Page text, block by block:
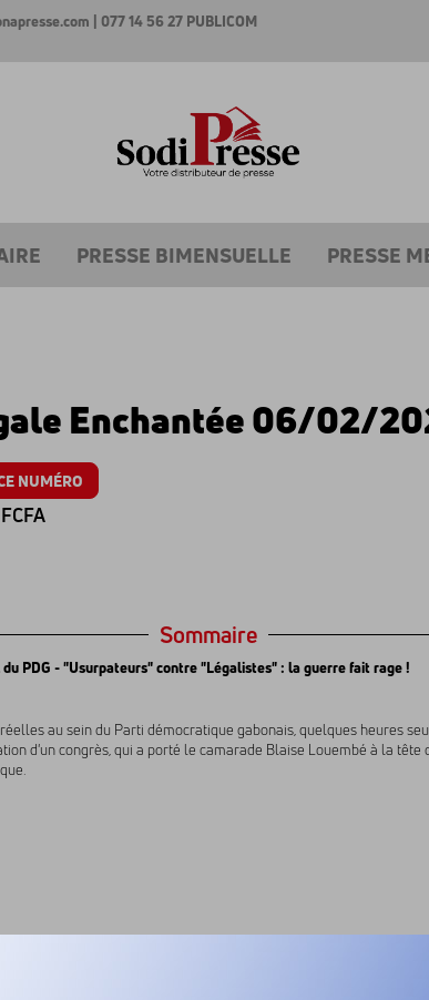
| 077 14 56 27 PUBLICOM
PRESSE BIMENSUELLE PRESSE
Enchantée 06/02/
NUMÉRO
Sommaire
PDG - "Usurpateurs" contre "Légalistes" : la guerre fait rage !
au sein du Parti démocratique gabonais, quelques heures
d'un congrès, qui a porté le camarade Blaise Louembé à la tête